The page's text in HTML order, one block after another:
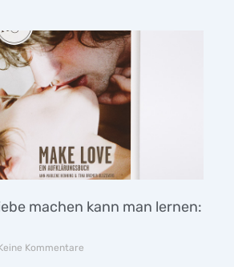
machen kann man lernen:
Kommentare